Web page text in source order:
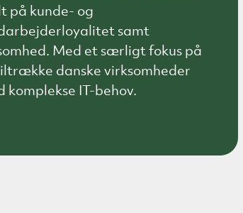
på kunde- og
samt
Med et særligt fokus på
danske virksomheder
komplekse IT-behov.